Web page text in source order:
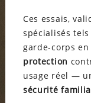
Ces essais,
spécialisés
garde-corps
protection
usage réel —
sécurité